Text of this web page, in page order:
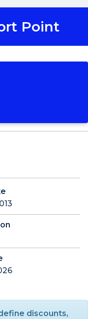
Point
discounts,